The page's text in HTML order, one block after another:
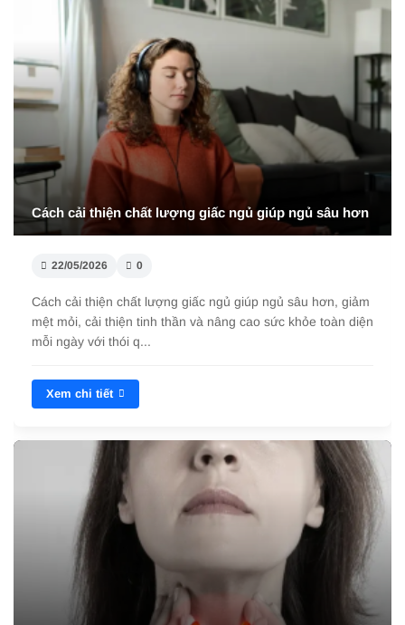
Cách vệ sinh giấc ngủ đúng cách để cải thiện chất
lượng ngủ
22/05/2026 0
Vệ sinh giấc ngủ đúng cách giúp ngủ ngon, ngủ sâu và cải
thiện sức khỏe. Khám phá thói quen khoa học giúp nâng
cao chất lượng ngủ mỗi đêm.
Xem chi tiết